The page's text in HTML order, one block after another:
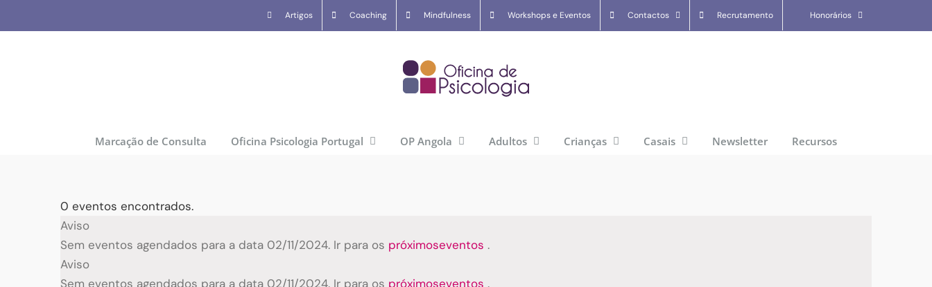
to
Artigos Coaching Mindfulness Workshops e Eventos Contactos Recrutamento Honorários
Marcação de Consulta Oficina Psicologia Portugal OP Angola Adultos Crianças Casais Newsletter Recursos
0 eventos encontrados.
Eventos
for
Aviso
Sem eventos agendados para a data 02/11/2024. Ir para os próximoseventos .
Aviso
Sem eventos agendados para a data 02/11/2024. Ir para os próximoseventos .